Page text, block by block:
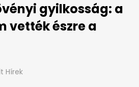
gyilkosság: a
vették észre a
Hírek